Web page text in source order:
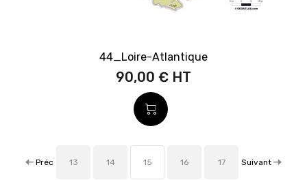
44_Loire-Atlantique
90,00 €
Préc 13 14 15 16 17 Suivant